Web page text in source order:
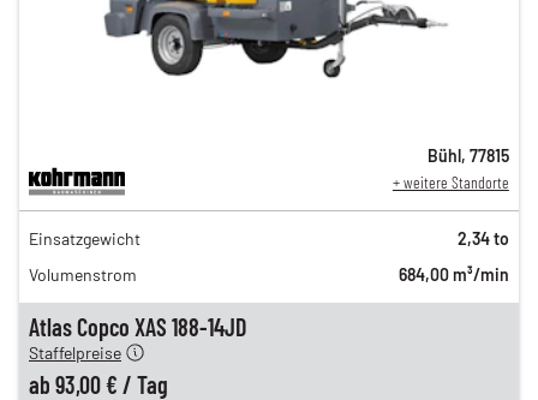
Atlas Copco XAS 188-14JD
162,00 €
135,00 €
112,00 €
Staffelpreise
ab 93,00 € / Tag
12,00 €
Bühl, 77815
+ weitere Standorte
Einsatzgewicht
2,34 to
Volumenstrom
684,00 m³/min